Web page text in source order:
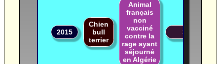
2015
Chien
bull
terrier
Animal
français
non
vacciné
contre la
rage ayant
séjourné
en Algérie
36